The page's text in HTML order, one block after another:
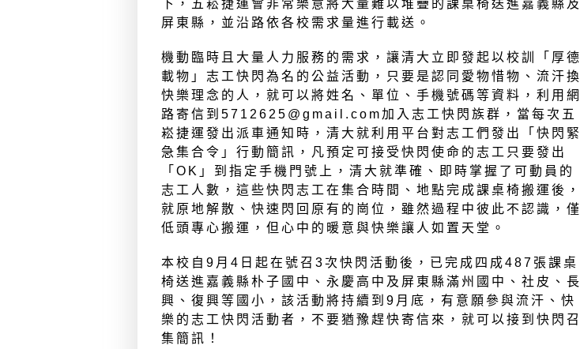
下，五崧捷運會非常樂意將大量難以堆疊的課桌椅送進嘉義縣及
屏東縣，並沿路依各校需求量進行載送。
機動臨時且大量人力服務的需求，讓清大立即發起以校訓「厚德
載物」志工快閃為名的公益活動，只要是認同愛物惜物、流汗換
快樂理念的人，就可以將姓名、單位、手機號碼等資料，利用網
路寄信到5712625@gmail.com加入志工快閃族群，當每次五
崧捷運發出派車通知時，清大就利用平台對志工們發出「快閃緊
急集合令」行動簡訊，凡預定可接受快閃使命的志工只要發出
「OK」到指定手機門號上，清大就準確、即時掌握了可動員的
志工人數，這些快閃志工在集合時間、地點完成課桌椅搬運後，
就原地解散、快速閃回原有的崗位，雖然過程中彼此不認識，僅
低頭專心搬運，但心中的暖意與快樂讓人如置天堂。
本校自9月4日起在號召3次快閃活動後，已完成四成487張課桌
椅送進嘉義縣朴子國中、永慶高中及屏東縣滿州國中、社皮、長
興、復興等國小，該活動將持續到9月底，有意願參與流汗、快
樂的志工快閃活動者，不要猶豫趕快寄信來，就可以接到快閃召
集簡訊！